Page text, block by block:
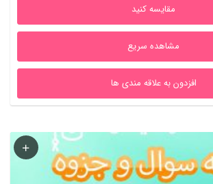
مقایسه کنید
مشاهده سریع
افزدون به علاقه مندی ها